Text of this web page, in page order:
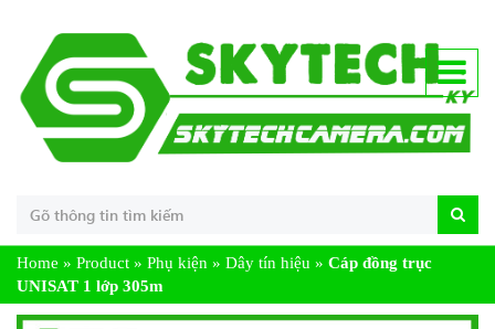
Home » Product » Phụ kiện » Dây tín hiệu » Cáp đồng trục
UNISAT 1 lớp 305m